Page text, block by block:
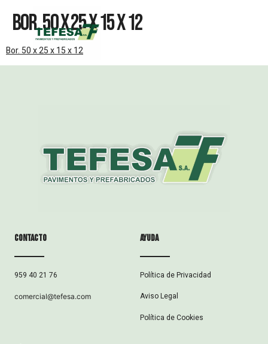
Bor. 50 X 25 X 15 X 12
Bor. 50 x 25 x 15 x 12
Contacto
959 40 21 76
comercial@tefesa.com
ayuda
Política de Privacidad
Aviso Legal
Política de Cookies